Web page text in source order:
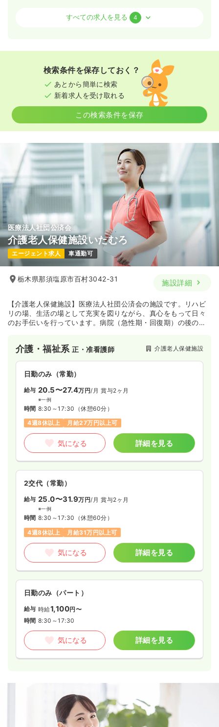
介護・福祉系正・准看護師
8:30～17:30 （休憩60分）
4週8休以上
オンコールあり
担当業務未経験可
ブランク可
第二新卒可 月給30万円以上可
気になる 詳細を見る
日勤のみ（パート）
給与 時給 1,300 円〜
時間 8:30～17:30
（休憩60分）
担当業務未経験可
ブランク可
時給1,300円以上可
気になる 詳細を見る
訪問看護
一時募集休止
給与 40.0万円〜 /月
※一例
時間 8:30～17:30 （休憩60分）
ブランク可
月給40万円以上可
その他正・准看護師
日勤のみ（常勤）
給与 28.8 万円〜/月 賞与2回
4週8休以上
担当業務未経験可 ブランク可
第二新卒可
月給28万円以上可
気になる
すべての求人を見る 4
検索条件を保存しておく？
あとから簡単に検索
新着求人を受け取れる
この検索条件を保存
医療法人社団公済会
介護老人保健施設いたむろ
エージェント求人 車通勤可
栃木県那須塩原市百村3042-31 施設詳細
【介護老人保健施設】医療法人社団公済会の施設です。リハビ
リの場、生活の場として充実を図りながら、真心をもって日々
のお手伝いを行っています。病院（急性期・回復期）の後の維
活維持の為のリハビリテーションを行っています。また、「安
全でおいしく楽しい食事を提供する」を目標に掲げ、毎月、四
季折々の様々なお楽しみメニューやスペシャルメニューを提供
しています。入所者様の状態に合わせた食事形態と嗜好を考慮
し、各疾病に対応する療養食も提供しています。
介護・福祉系正・准看護師 介護老人保健施設
日勤のみ（常勤）
給与 20.5〜27.4万円/月 賞与2ヶ月
※一例
時間 8:30～17:30 （休憩60分）
4週8休以上
月給27万円以上可
気になる 詳細を見る
2交代（常勤）
給与 25.0〜31.9万円/月 賞与2ヶ月
※一例
時間 8:30～17:30 （休憩60分）
4週8休以上
月給31万円以上可
気になる 詳細を見る
日勤のみ（パート）
給与 時給1,100円〜
時間 8:30～17:30
気になる 詳細を見る